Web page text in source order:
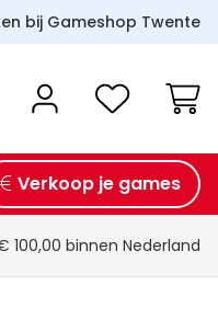
bij Gameshop Twente
Verkoop je games
100,00 binnen Nederland